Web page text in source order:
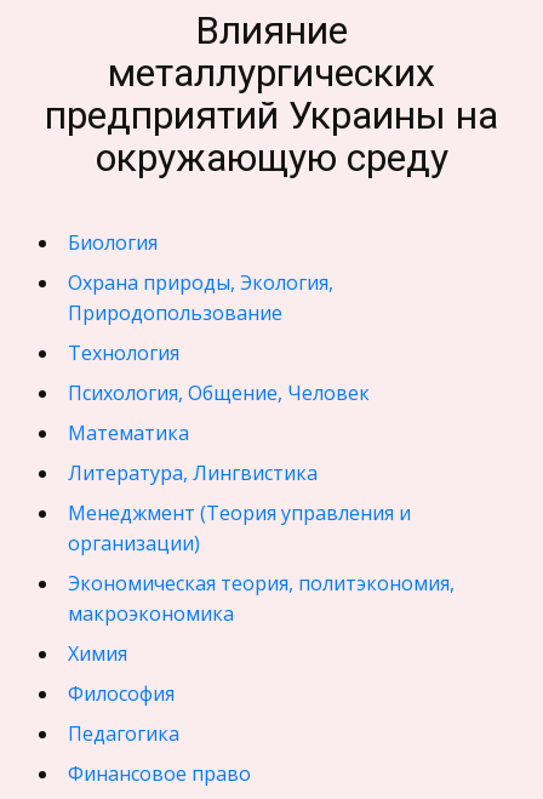
Влияние
металлургических
предприятий Украины на
окружающую среду
Биология
Охрана природы, Экология,
Природопользование
Технология
Психология, Общение, Человек
Математика
Литература, Лингвистика
Менеджмент (Теория управления и
организации)
Экономическая теория, политэкономия,
макроэкономика
Химия
Философия
Педагогика
Финансовое право